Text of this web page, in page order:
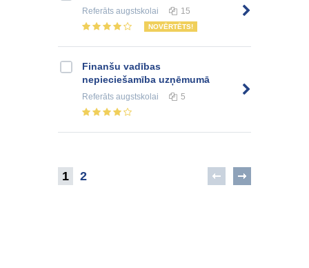
Referāts augstskolai 15
NOVĒRTĒTS!
Finanšu vadības
nepieciešamība uzņēmumā
Referāts augstskolai 5
1 2